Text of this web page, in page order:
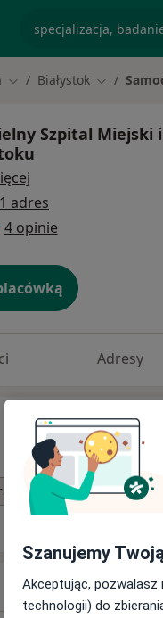
Zmień miasto
Białystok Zmień
Szpital Miejski
1 adres
4 opinie
Adresy
Okulista
Szanujemy
Akceptując, pozwalasz
technologii) do